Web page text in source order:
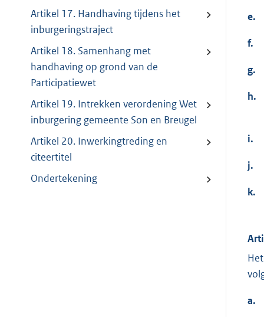
Artikel 17. Handhaving tijdens het
inburgeringstraject
Artikel 18. Samenhang met
handhaving op grond van de
Participatiewet
Artikel 19. Intrekken verordening Wet
inburgering gemeente Son en Breugel
Artikel 20. Inwerkingtreding en
citeertitel
Ondertekening
e.
f.
g.
h.
i.
j.
k.
a.